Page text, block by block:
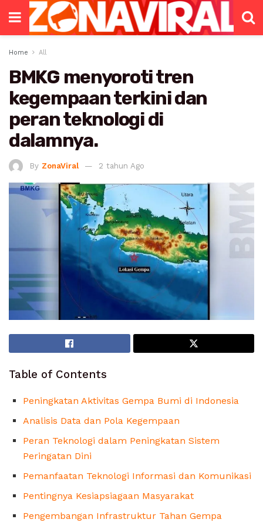
Home All
BMKG menyoroti tren
kegempaan terkini dan
peran teknologi di
dalamnya.
By ZonaViral 2 tahun Ago
Table of Contents
Peningkatan Aktivitas Gempa Bumi di Indonesia
Analisis Data dan Pola Kegempaan
Peran Teknologi dalam Peningkatan Sistem
Peringatan Dini
Pemanfaatan Teknologi Informasi dan Komunikasi
Pentingnya Kesiapsiagaan Masyarakat
Pengembangan Infrastruktur Tahan Gempa